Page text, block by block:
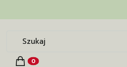
Produkty w koszyku: 0.
Koszyk